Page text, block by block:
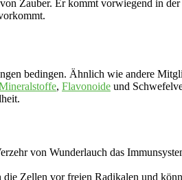
Zauber. Er kommt vorwiegend in
bedingen. Ähnlich wie andere
, Flavonoide und
von Wunderlauch das
Zellen vor freien Radikalen und